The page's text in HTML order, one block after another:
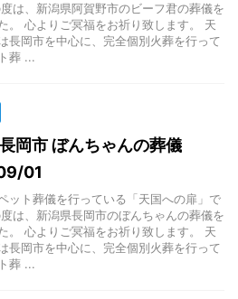
は、新潟県阿賀野市のビーフ君の葬儀を
。 心よりご冥福をお祈り致します。 天
長岡市を中心に、完全個別火葬を行って
葬 ...
岡市 ぼんちゃんの葬儀
01
ット葬儀を行っている「天国への扉」で
は、新潟県長岡市のぼんちゃんの葬儀を
。 心よりご冥福をお祈り致します。 天
長岡市を中心に、完全個別火葬を行って
葬 ...